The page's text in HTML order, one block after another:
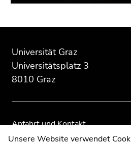
Seitenbereichs:
Zusatzinformationen:
Universität Graz
Universitätsplatz 3
8010 Graz
Anfahrt und Kontakt
Kommunikation und
Seitenbereichs.
Übersicht
Seitenbereiche
Seitenbereichs.
Übersicht
Seitenbereiche
Unsere Website verwendet